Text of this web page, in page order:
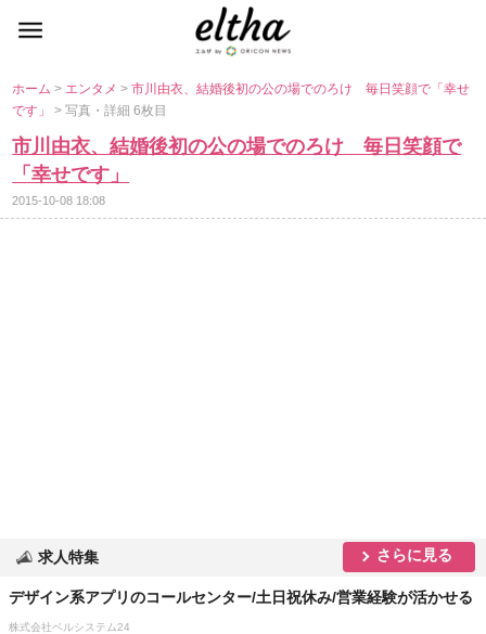
ホーム> エンタメ>市川由衣、結婚後初の公の場でのろけ 毎日笑顔で「幸せ
です」> 写真・詳細 6枚目
市川由衣、結婚後初の公の場でのろけ 毎日笑顔で
「幸せです」
2015-10-08 18:08
求人特集 さらに見る
デザイン系アプリのコールセンター/土日祝休み/営業経験が活かせる
株式会社ベルシステム24